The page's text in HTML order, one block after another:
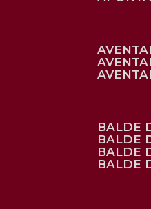
BALDE
BALDE